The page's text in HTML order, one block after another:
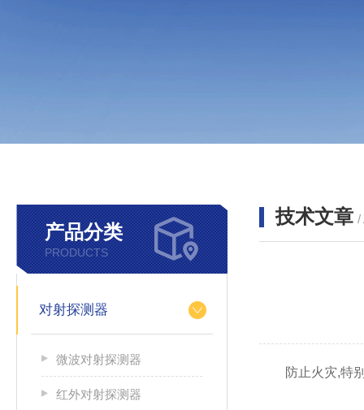
产品分类
PRODUCTS
对射探测器
微波对射探测器
红外对射探测器
技术文章 /
防止火灾,特别